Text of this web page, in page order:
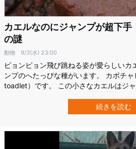
カエルなのにジャンプが超下
の謎
動物 9/3(水) 23:00
ピョンピョン飛び跳ねる姿が愛らしいカ
ンプのへたっぴな種がいます。 カボチ
toadlet）です。 この小さなカエルはジ
議に思った米・南イリノイ大学エドワー
ームは2022年に、カボチャヒキガエル
続きを読む